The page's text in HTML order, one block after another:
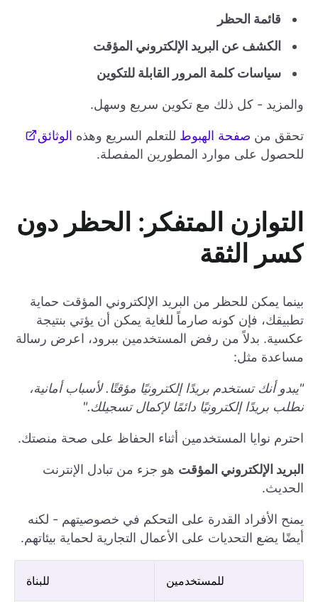
قائمة الحظر
الكشف عن البريد الإلكتروني المؤقت
سياسات كلمة المرور القابلة للتكوين
والمزيد - كل ذلك مع تكوين سريع وسهل.
تحقق من صفحة الهبوط للتعلم السريع وهذه الوثائق
للحصول على موارد المطورين المفصلة.
التوازن المتفكر: الحظر دون
كسر الثقة
بينما يمكن للحظر من البريد الإلكتروني المؤقت حماية
تطبيقك، فإن كونه صارماً للغاية يمكن أن يؤتي بنتيجة
عكسية. بدلاً من رفض المستخدمين ببرود، اعرض رسالة
مساعدة مثل:
"يبدو أنك تستخدم بريدًا إلكترونيًا مؤقتًا. لأسباب أمانية،
نطلب بريدًا إلكترونيًا دائمًا لإكمال تسجيلك."
احترم نوايا المستخدمين أثناء الحفاظ على صحة منصتك.
البريد الإلكتروني المؤقت هو جزء من تبادل الإنترنت
الحديث.
يمنح الأفراد القدرة على التحكم في خصوصيتهم - لكنه
أيضًا يضع التحديات على الأعمال التجارية لحماية بيئاتهم.
للمستخدمين للبناة